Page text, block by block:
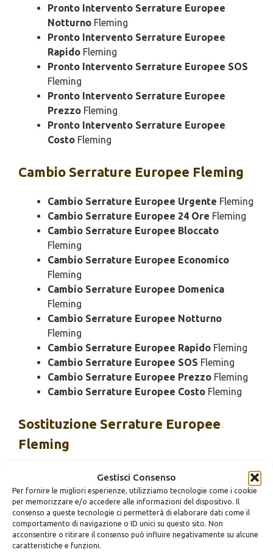
Gestisci Consenso
Per fornire le migliori esperienze, utilizziamo tecnologie come i cookie
per memorizzare e/o accedere alle informazioni del dispositivo. Il
consenso a queste tecnologie ci permetterà di elaborare dati come il
comportamento di navigazione o ID unici su questo sito. Non
acconsentire o ritirare il consenso può influire negativamente su alcune
caratteristiche e funzioni.
Pronto Intervento Serrature Europee
Notturno Fleming
Pronto Intervento Serrature Europee
Rapido Fleming
Pronto Intervento Serrature Europee SOS
Fleming
Pronto Intervento Serrature Europee
Prezzo Fleming
Pronto Intervento Serrature Europee
Costo Fleming
Cambio Serrature Europee Fleming
Cambio Serrature Europee Urgente Fleming
Cambio Serrature Europee 24 Ore Fleming
Cambio Serrature Europee Bloccato
Fleming
Cambio Serrature Europee Economico
Fleming
Cambio Serrature Europee Domenica
Fleming
Cambio Serrature Europee Notturno
Fleming
Cambio Serrature Europee Rapido Fleming
Cambio Serrature Europee SOS Fleming
Cambio Serrature Europee Prezzo Fleming
Cambio Serrature Europee Costo Fleming
Sostituzione Serrature Europee
Fleming
Sostituzione Serrature Europee Urgente
Fleming
Sostituzione Serrature Europee 24 Ore
Fleming
Sostituzione Serrature Europee Bloccato
Fleming